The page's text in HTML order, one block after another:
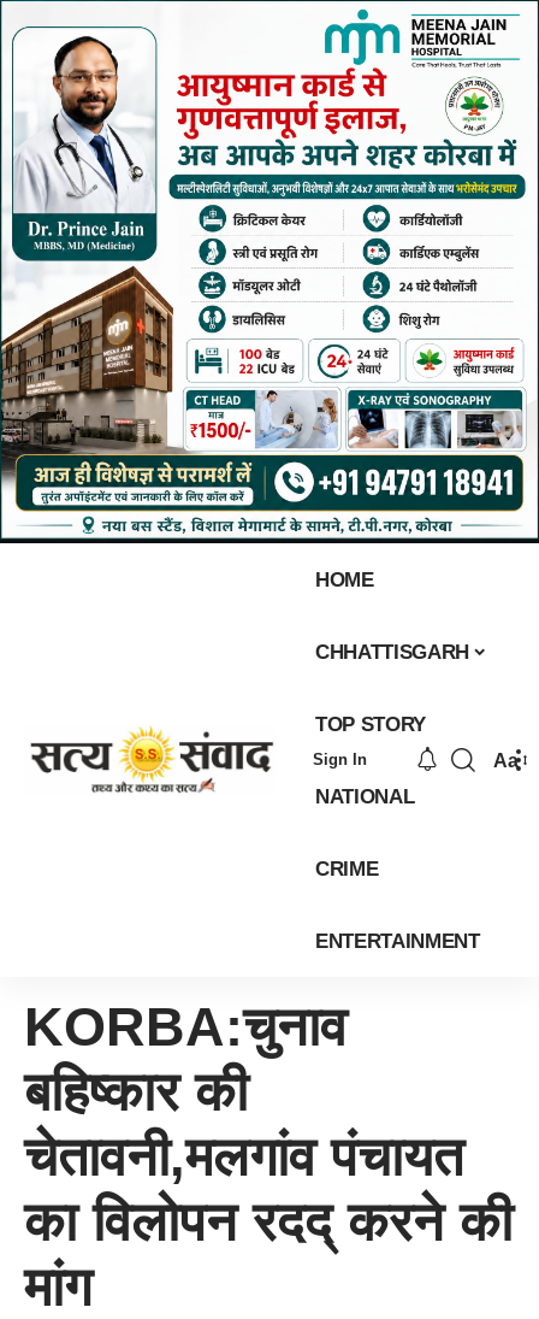
HOME
CHHATTISGARH
TOP STORY
NATIONAL
CRIME
ENTERTAINMENT
Sign In Aa
KORBA:चुनाव
बहिष्कार की
चेतावनी,मलगांव पंचायत
का विलोपन रदद् करने की
मांग